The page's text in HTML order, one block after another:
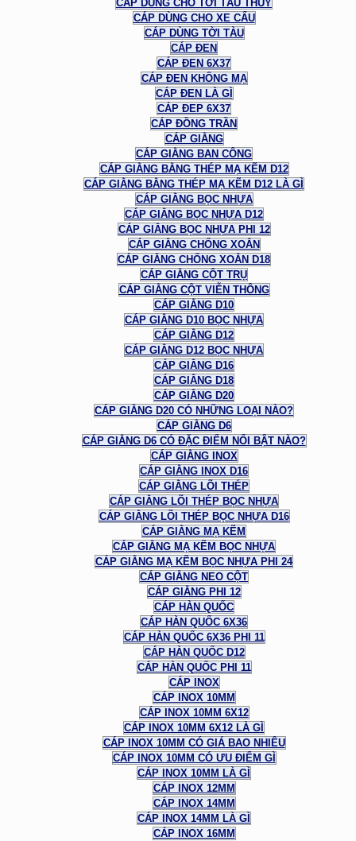
CÁP DÙNG CHO TỜI TÀU THUỶ
CÁP DÙNG CHO XE CẨU
CÁP DÙNG TỜI TÀU
CÁP ĐEN
CÁP ĐEN 6X37
CÁP ĐEN KHÔNG MẠ
CÁP ĐEN LÀ GÌ
CÁP ĐEP 6X37
CÁP ĐỒNG TRẦN
CÁP GIẰNG
CÁP GIẰNG BAN CÔNG
CÁP GIẰNG BẰNG THÉP MẠ KẼM D12
CÁP GIẰNG BẰNG THÉP MẠ KẼM D12 LÀ GÌ
CÁP GIẰNG BỌC NHỰA
CÁP GIẰNG BỌC NHỰA D12
CÁP GIẰNG BỌC NHỰA PHI 12
CÁP GIẰNG CHỐNG XOẮN
CÁP GIẰNG CHỐNG XOẮN D18
CÁP GIẰNG CỘT TRỤ
CÁP GIẰNG CỘT VIỄN THÔNG
CÁP GIẰNG D10
CÁP GIẰNG D10 BỌC NHỰA
CÁP GIẰNG D12
CÁP GIẰNG D12 BỌC NHỰA
CÁP GIẰNG D16
CÁP GIẰNG D18
CÁP GIẰNG D20
CÁP GIẰNG D20 CÓ NHỮNG LOẠI NÀO?
CÁP GIẰNG D6
CÁP GIẰNG D6 CÓ ĐẶC ĐIỂM NỔI BẬT NÀO?
CÁP GIẰNG INOX
CÁP GIẰNG INOX D16
CÁP GIẰNG LÕI THÉP
CÁP GIẰNG LÕI THÉP BỌC NHỰA
CÁP GIẰNG LÕI THÉP BỌC NHỰA D16
CÁP GIẰNG MẠ KẼM
CÁP GIẰNG MẠ KẼM BỌC NHỰA
CÁP GIẰNG MẠ KẼM BỌC NHỰA PHI 24
CÁP GIẰNG NEO CỘT
CÁP GIẰNG PHI 12
CÁP HÀN QUỐC
CÁP HÀN QUỐC 6X36
CÁP HÀN QUỐC 6X36 PHI 11
CÁP HÀN QUỐC D12
CÁP HÀN QUỐC PHI 11
CÁP INOX
CÁP INOX 10MM
CÁP INOX 10MM 6X12
CÁP INOX 10MM 6X12 LÀ GÌ
CÁP INOX 10MM CÓ GIÁ BAO NHIÊU
CÁP INOX 10MM CÓ ƯU ĐIỂM GÌ
CÁP INOX 10MM LÀ GÌ
CÁP INOX 12MM
CÁP INOX 14MM
CÁP INOX 14MM LÀ GÌ
CÁP INOX 16MM